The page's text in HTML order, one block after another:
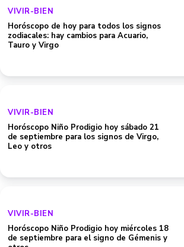
VIVIR-BIEN
Horóscopo de hoy para todos los signos
zodiacales: hay cambios para Acuario,
Tauro y Virgo
VIVIR-BIEN
Horóscopo Niño Prodigio hoy sábado 21
de septiembre para los signos de Virgo,
Leo y otros
VIVIR-BIEN
Horóscopo Niño Prodigio hoy miércoles 18
de septiembre para el signo de Gémenis y